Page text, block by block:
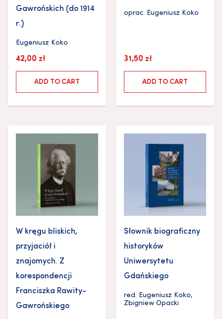
Gawrońskich (do 1914
r.)
Eugeniusz Koko
42,00 zł
ADD TO CART
oprac. Eugeniusz Koko
31,50 zł
ADD TO CART
W kręgu bliskich,
przyjaciół i
znajomych. Z
korespondencji
Franciszka Rawity-
Gawrońskiego
Słownik biograficzny
historyków
Uniwersytetu
Gdańskiego
red. Eugeniusz Koko,
Zbigniew Opacki